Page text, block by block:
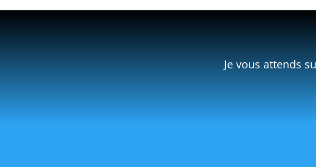
Je vous attends